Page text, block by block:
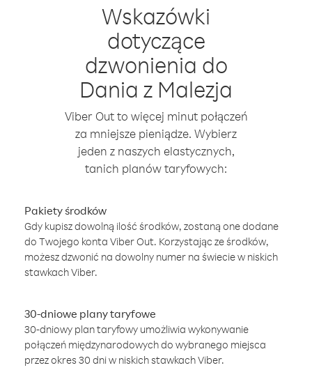
Wskazówki
dotyczące
dzwonienia do
Dania z Malezja
Viber Out to więcej minut połączeń
za mniejsze pieniądze. Wybierz
jeden z naszych elastycznych,
tanich planów taryfowych:
Pakiety środków
Gdy kupisz dowolną ilość środków, zostaną one dodane
do Twojego konta Viber Out. Korzystając ze środków,
możesz dzwonić na dowolny numer na świecie w niskich
stawkach Viber.
30-dniowe plany taryfowe
30-dniowy plan taryfowy umożliwia wykonywanie
połączeń międzynarodowych do wybranego miejsca
przez okres 30 dni w niskich stawkach Viber.